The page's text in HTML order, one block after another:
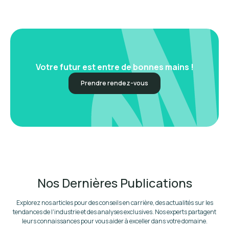
Votre futur est entre de bonnes mains !
Prendre rendez-vous
Nos Dernières Publications
Explorez nos articles pour des conseils en carrière, des actualités sur les
tendances de l'industrie et des analyses exclusives. Nos experts partagent
leurs connaissances pour vous aider à exceller dans votre domaine.